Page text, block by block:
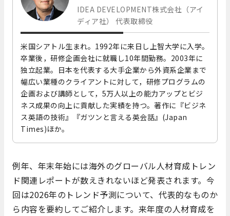
IDEA DEVELOPMENT株式会社（アイ
ディア社） 代表取締役
米国シアトル生まれ。1992年に来日し上智大学に入学。
卒業後，研修企画会社に就職し10年間勤務。2003年に
独立起業。日本を代表する大手企業から外資系企業まで
幅広い業種のクライアントに対して，研修プログラムの
企画および講師として，5万人以上の能力アップとビジ
ネス成果の向上に貢献した実績を持つ。著作に『ビジネ
ス英語の技術』『ガツンと言える英会話』(Japan
Times)ほか。
例年、年末年始には海外のグローバル人材育成トレン
ド関連レポートが数えきれないほど発表されます。今
回は2026年のトレンド予測について、代表的なものか
ら内容を要約してご紹介します。来年度の人材育成を